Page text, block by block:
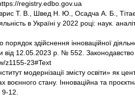
registry.edbo.gov.ua
Т. В., Швед Н. Ю., Осадча А. Б.,
в Україні у 2022 році: наук.
здійснення інноваційної
від 12.05.2023 р. № 552.
z1155-23#Text
модернізації змісту освіти» як
воєнного стану. Інноваційна та
12.